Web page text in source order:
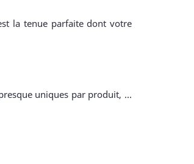
la tenue parfaite dont votre
uniques par produit, ...